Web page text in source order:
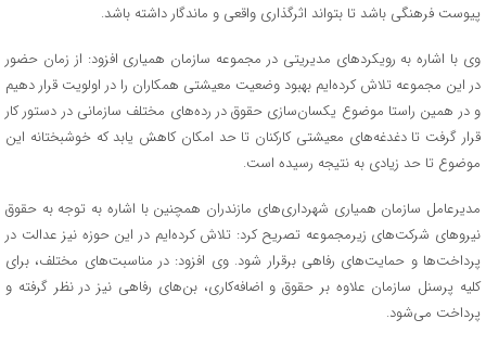
پیوست فرهنگی باشد تا بتواند اثرگذاری واقعی و ماندگار داشته باشد.
وی با اشاره به رویکردهای مدیریتی در مجموعه سازمان همیاری افزود: از زمان حضور
در این مجموعه تلاش کرده‌ایم بهبود وضعیت معیشتی همکاران را در اولویت قرار دهیم
و در همین راستا موضوع یکسان‌سازی حقوق در رده‌های مختلف سازمانی در دستور کار
قرار گرفت تا دغدغه‌های معیشتی کارکنان تا حد امکان کاهش یابد که خوشبختانه این
موضوع تا حد زیادی به نتیجه رسیده است.
مدیرعامل سازمان همیاری شهرداری‌های مازندران همچنین با اشاره به توجه به حقوق
نیروهای شرکت‌های زیرمجموعه تصریح کرد: تلاش کرده‌ایم در این حوزه نیز عدالت در
پرداخت‌ها و حمایت‌های رفاهی برقرار شود. وی افزود: در مناسبت‌های مختلف، برای
کلیه پرسنل سازمان علاوه بر حقوق و اضافه‌کاری، بن‌های رفاهی نیز در نظر گرفته و
پرداخت می‌شود.